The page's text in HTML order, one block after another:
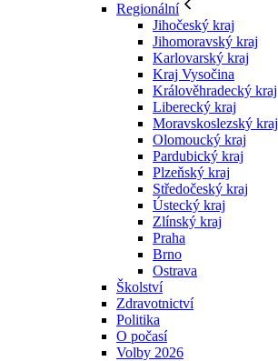
Regionální
Jihočeský kraj
Jihomoravský kraj
Karlovarský kraj
Kraj Vysočina
Králověhradecký kraj
Liberecký kraj
Moravskoslezský kraj
Olomoucký kraj
Pardubický kraj
Plzeňský kraj
Středočeský kraj
Ústecký kraj
Zlínský kraj
Praha
Brno
Ostrava
Školství
Zdravotnictví
Politika
O počasí
Volby 2026